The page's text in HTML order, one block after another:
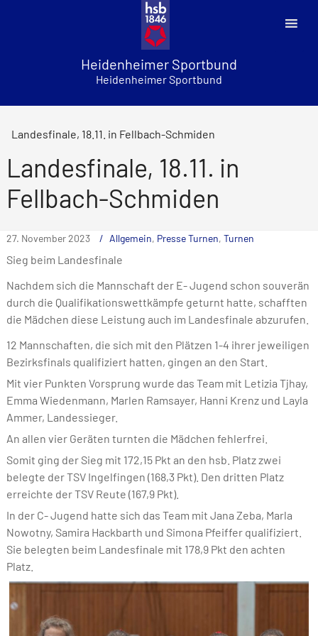
Heidenheimer Sportbund
Heidenheimer Sportbund
Landesfinale, 18.11. in Fellbach-Schmiden
Landesfinale, 18.11. in
Fellbach-Schmiden
27. November 2023 Allgemein, Presse Turnen, Turnen
Sieg beim Landesfinale
Nachdem sich die Mannschaft der E- Jugend schon souverän
durch die Qualifikationswettkämpfe geturnt hatte, schafften
die Mädchen diese Leistung auch im Landesfinale abzurufen.
12 Mannschaften, die sich mit den Plätzen 1-4 ihrer jeweiligen
Bezirksfinals qualifiziert hatten, gingen an den Start.
Mit vier Punkten Vorsprung wurde das Team mit Letizia Tjhay,
Emma Wiedenmann, Marlen Ramsayer, Hanni Krenz und Layla
Ammer, Landessieger.
An allen vier Geräten turnten die Mädchen fehlerfrei.
Somit ging der Sieg mit 172,15 Pkt an den hsb. Platz zwei
belegte der TSV Ingelfingen (168,3 Pkt). Den dritten Platz
erreichte der TSV Reute (167,9 Pkt).
In der C- Jugend hatte sich das Team mit Jana Zeba, Marla
Nowotny, Samira Hackbarth und Simona Pfeiffer qualifiziert.
Sie belegten beim Landesfinale mit 178,9 Pkt den achten
Platz.